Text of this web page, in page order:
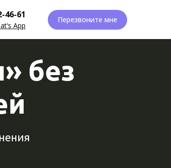
46-61
App
Перезвоните мне
без